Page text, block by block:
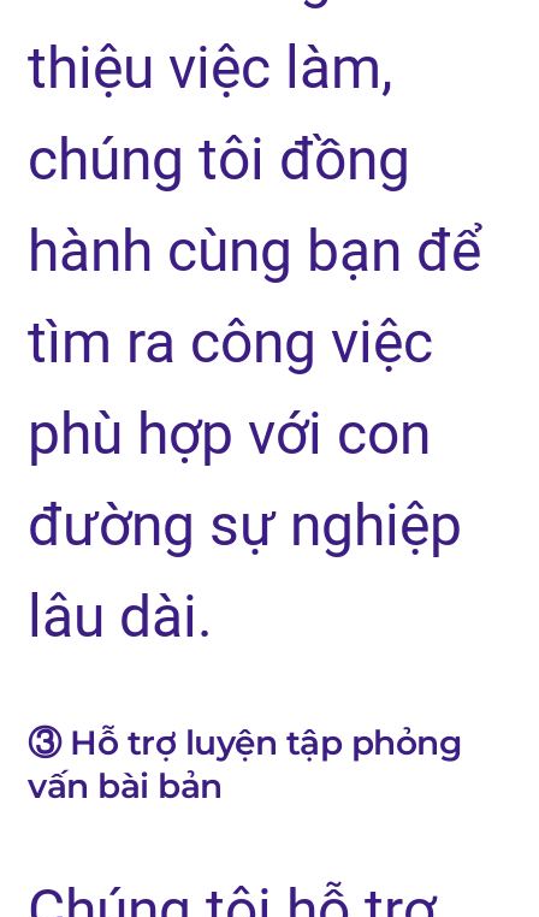
thiệu việc làm,
chúng tôi đồng
hành cùng bạn để
tìm ra công việc
phù hợp với con
đường sự nghiệp
lâu dài.
③ Hỗ trợ luyện tập phỏng
vấn bài bản